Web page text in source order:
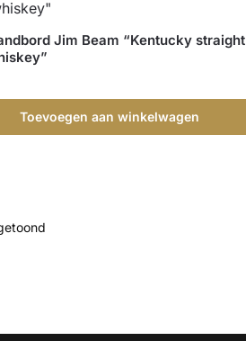
Jim Beam “Kentucky straight
Toevoegen aan winkelwagen